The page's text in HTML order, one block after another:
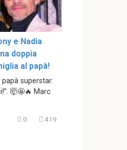
e Nadia
doppia
al papà!
superstar:
🤯🤩🔥 Marc
0 419